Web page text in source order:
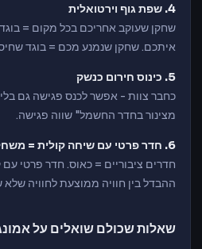
4. שפת גוף וירטואלית
שחקן שעוקב אחריכם בכל מקום =
איתכם. שחקן שנמנע מכם = בוגד
5. כינוס חירום כנשק
כחבר צוות - אפשר לכנס פגישה גם בלי
מצינור בחדר החשמל" שווה פגישה.
6. חדר פרטי עם שיחה קולית = משחק אחר
חדרים ציבוריים = כאוס. חדר פרטי
ההבדל בין חוויה ממוצעת לחוויה שלא
שאלות שכולם שואלים על